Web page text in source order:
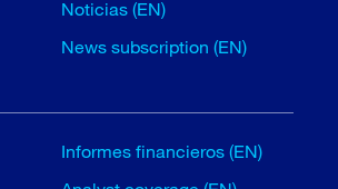
Noticias (EN)
News subscription (EN)
Informes financieros (EN)